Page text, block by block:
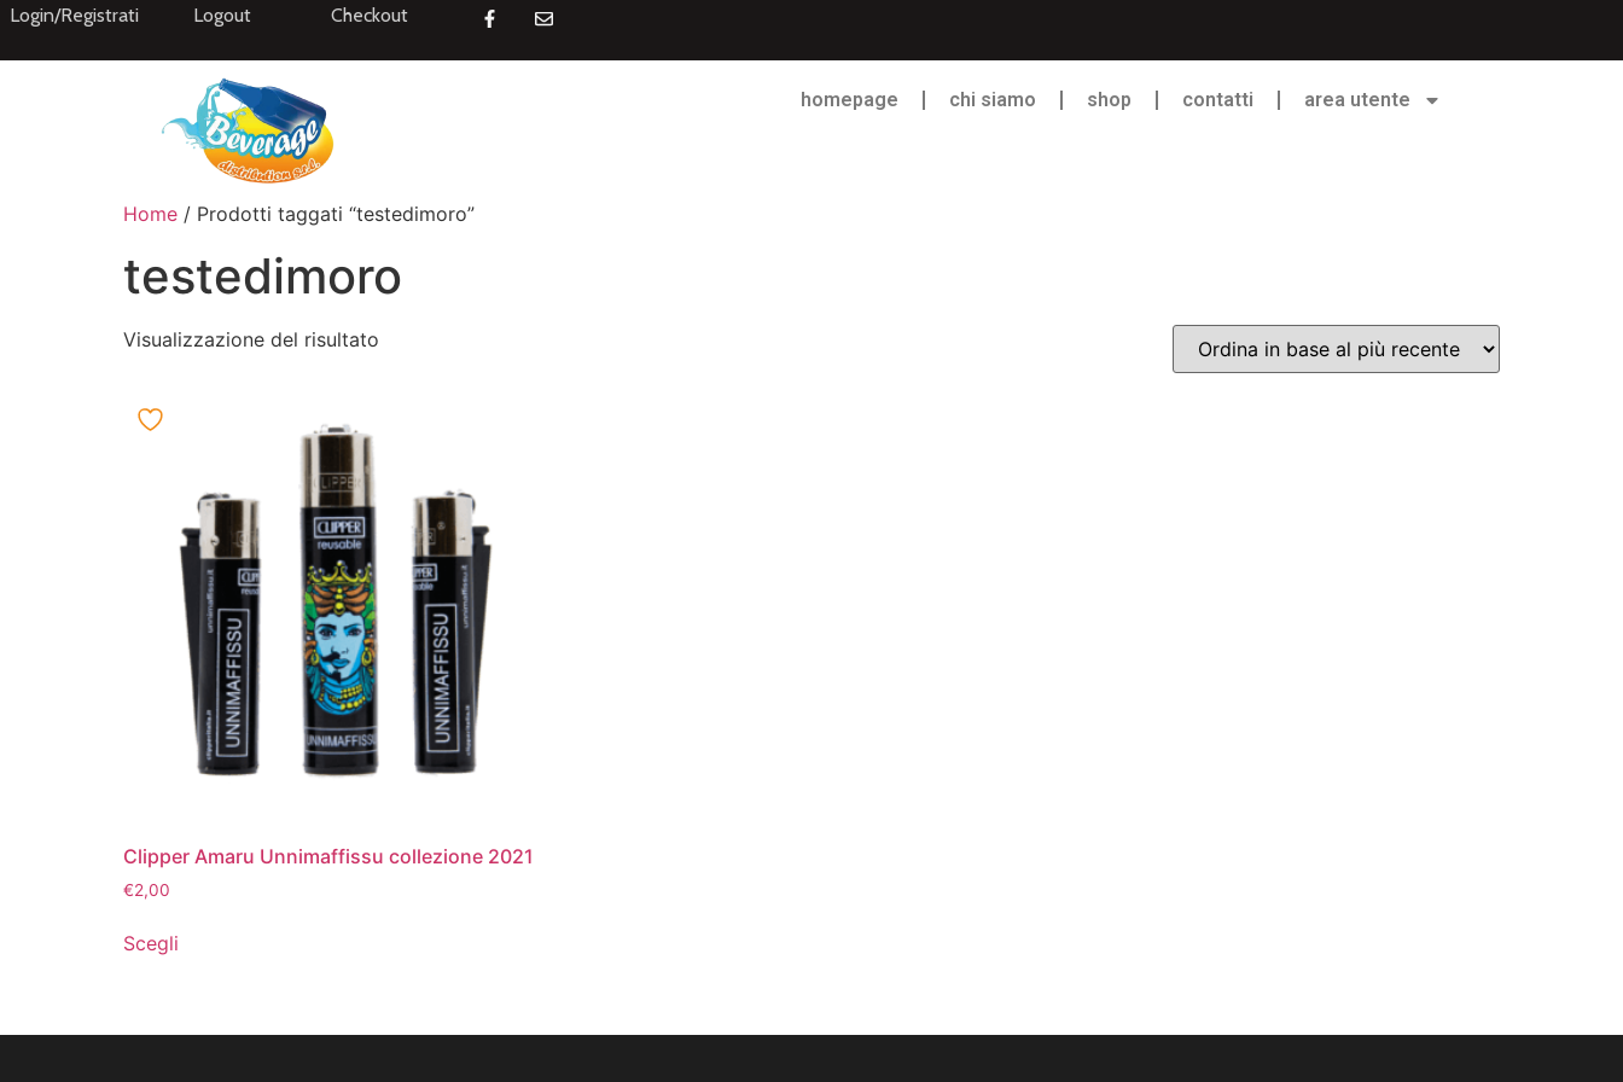
Login/Registrati Logout Checkout
homepage chi siamo shop contatti area utente
Home / Prodotti taggati “testedimoro”
testedimoro
Visualizzazione del risultato
Clipper Amaru Unnimaffissu collezione 2021
€2,00
Scegli